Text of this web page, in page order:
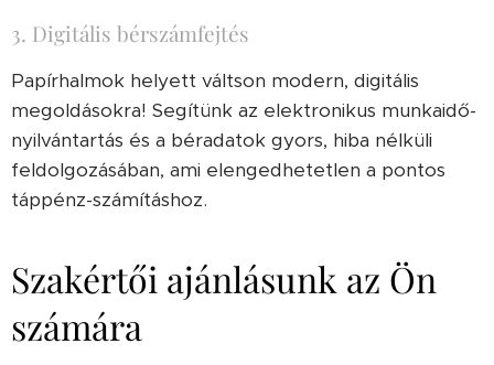
3. Digitális bérszámfejtés
Papírhalmok helyett váltson modern, digitális
megoldásokra! Segítünk az elektronikus munkaidő-
nyilvántartás és a béradatok gyors, hiba nélküli
feldolgozásában, ami elengedhetetlen a pontos
táppénz-számításhoz.
Szakértői ajánlásunk az Ön
számára